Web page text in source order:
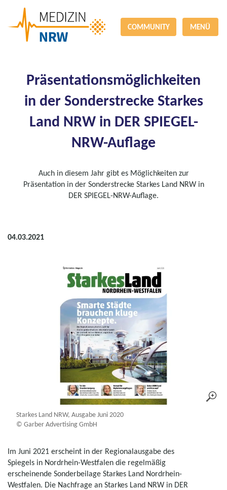
COMMUNITY MENÜ
Präsentationsmöglichkeiten
in der Sonderstrecke Starkes
Land NRW in DER SPIEGEL-
NRW-Auflage
Auch in diesem Jahr gibt es Möglichkeiten zur
Präsentation in der Sonderstrecke Starkes Land NRW in
DER SPIEGEL-NRW-Auflage.
04.03.2021
Starkes Land NRW, Ausgabe Juni 2020
© Garber Advertising GmbH
Im Juni 2021 erscheint in der Regionalausgabe des
Spiegels in Nordrhein-Westfalen die regelmäßig
erscheinende Sonderbeilage Starkes Land Nordrhein-
Westfalen. Die Nachfrage an Starkes Land NRW in DER